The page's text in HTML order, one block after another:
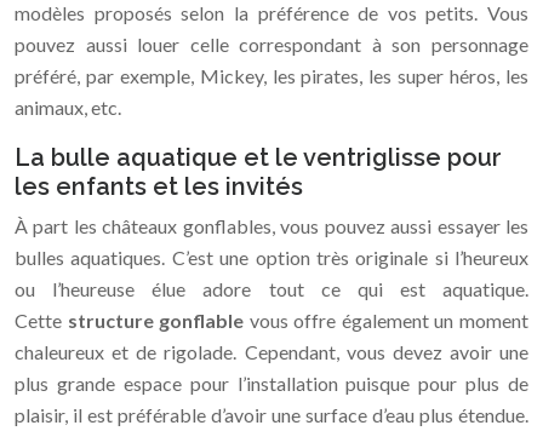
modèles proposés selon la préférence de vos petits. Vous
pouvez aussi louer celle correspondant à son personnage
préféré, par exemple, Mickey, les pirates, les super héros, les
animaux, etc.
La bulle aquatique et le ventriglisse pour
les enfants et les invités
À part les châteaux gonflables, vous pouvez aussi essayer les
bulles aquatiques. C’est une option très originale si l’heureux
ou l’heureuse élue adore tout ce qui est aquatique.
Cette structure gonflable vous offre également un moment
chaleureux et de rigolade. Cependant, vous devez avoir une
plus grande espace pour l’installation puisque pour plus de
plaisir, il est préférable d’avoir une surface d’eau plus étendue.